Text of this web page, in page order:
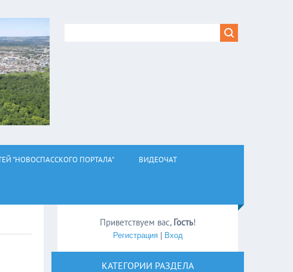
"НОВОСПАССКОГО ПОРТАЛА" ВИДЕОЧАТ
Приветствуем вас, Гость!
Регистрация| Вход
КАТЕГОРИИ РАЗДЕЛА